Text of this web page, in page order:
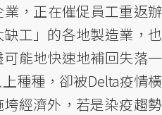
，正在催促員工重返辦
工」的各地製造業，也
能地快速地補回失落一
種種，卻被Delta疫情橫
經濟外，若是染疫趨勢